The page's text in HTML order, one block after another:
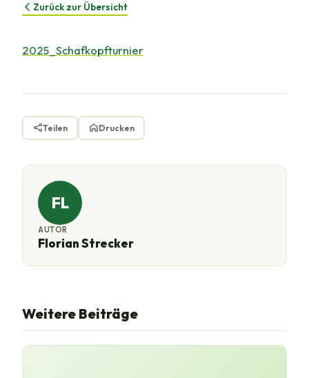
Zurück zur Übersicht
2025_Schafkopfturnier
Teilen Drucken
FL
AUTOR
Florian Strecker
Weitere Beiträge